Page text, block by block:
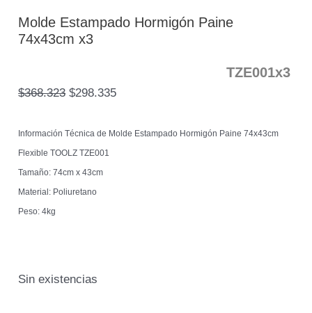
Molde Estampado Hormigón Paine
74x43cm x3
TZE001x3
$368.323 $298.335
Información Técnica de Molde Estampado Hormigón Paine 74x43cm
Flexible TOOLZ TZE001
Tamaño: 74cm x 43cm
Material: Poliuretano
Peso: 4kg
Sin existencias